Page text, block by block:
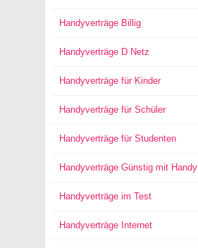
Handyverträge Billig
Handyverträge D Netz
Handyverträge für Kinder
Handyverträge für Schüler
Handyverträge für Studenten
Handyverträge Günstig mit Handy
Handyverträge im Test
Handyverträge Internet